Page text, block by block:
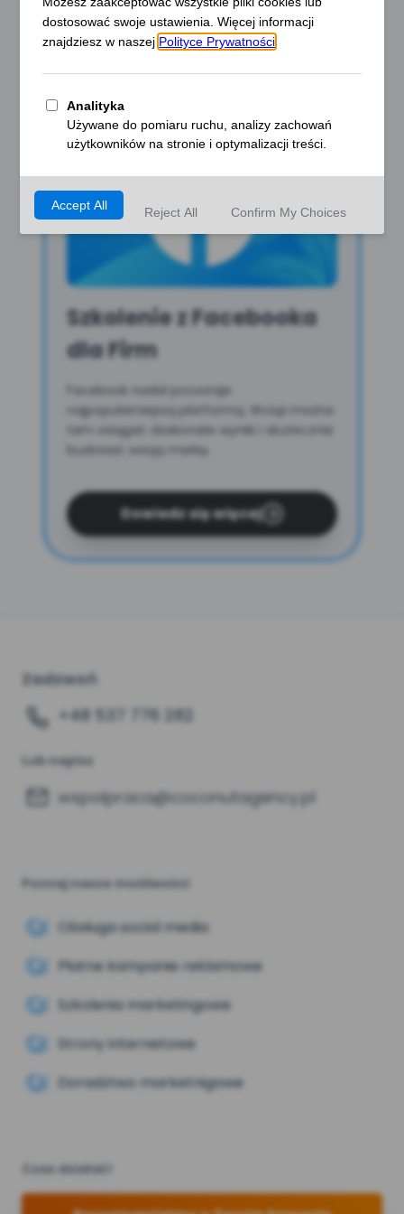
w przystępny, inspirujący sposób.
Szkolenie z Facebooka
dla Firm
Facebook nadal pozostaje
najpopularniejszą platformą. Wciąż można
tam osiągać doskonałe wyniki i skutecznie
budować swoją markę.
Dowiedz się więcej
Zadzwoń
+48 537 776 282
Lub napisz
wspolpraca@coconutagency.pl
Poznaj nasze możliwości
Obsługa social media
Płatne kampanie reklamowe
Szkolenia marketingowe
Strony internetowe
Doradztwo marketnigowe
Czas działać!